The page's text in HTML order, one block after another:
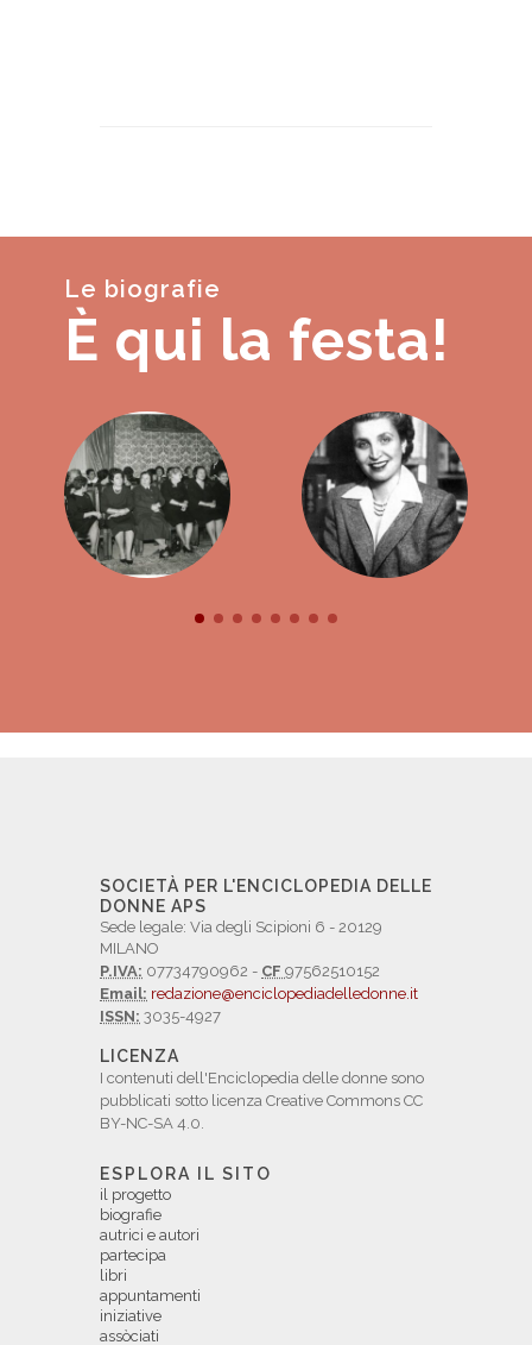
Le biografie
È qui la festa!
SOCIETÀ PER L'ENCICLOPEDIA DELLE
DONNE APS
Sede legale: Via degli Scipioni 6 - 20129
MILANO
P.IVA: 07734790962 - CF 97562510152
Email: redazione@enciclopediadelledonne.it
ISSN: 3035-4927
LICENZA
I contenuti dell'Enciclopedia delle donne sono
pubblicati sotto licenza Creative Commons CC
BY-NC-SA 4.0.
ESPLORA IL SITO
il progetto
biografie
autrici e autori
partecipa
libri
appuntamenti
iniziative
assòciati